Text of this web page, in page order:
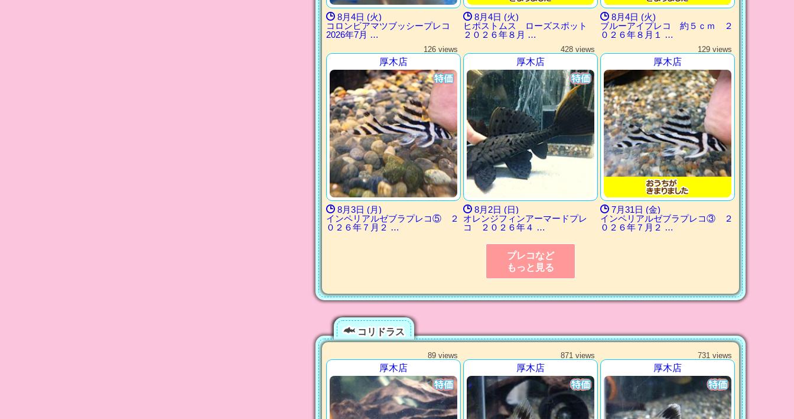
8月4日 (火)
コロンビアマツブッシープレコ
2026年7月 …
8月4日 (火)
ヒポストムス ローズスポット
２０２６年８月 …
8月4日 (火)
ブルーアイプレコ 約５ｃｍ ２
０２６年８月１ …
126 views
厚木店
8月3日 (月)
インペリアルゼブラプレコ⑤ ２
０２６年７月２ …
428 views
厚木店
8月2日 (日)
オレンジフィンアーマードプレ
コ ２０２６年４ …
129 views
厚木店
7月31日 (金)
インペリアルゼブラプレコ③ ２
０２６年７月２ …
プレコなど
もっと見る
コリドラス
89 views
厚木店
871 views
厚木店
731 views
厚木店